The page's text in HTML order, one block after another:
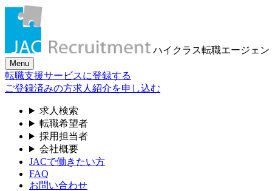
ハイクラス転職エージェン
Menu
転職支援サービスに登録する
ご登録済みの方求人紹介を申し込む
求人検索
転職希望者
採用担当者
会社概要
JACで働きたい方
FAQ
お問い合わせ